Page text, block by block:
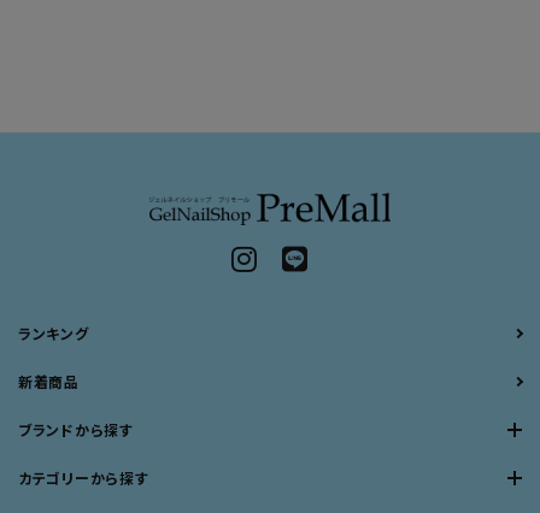
ランキング
新着商品
ブランドから探す
カテゴリーから探す